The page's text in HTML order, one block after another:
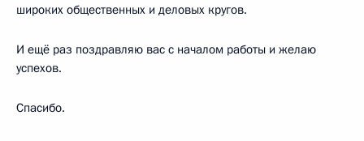
широких общественных и деловых кругов.
И ещё раз поздравляю вас с началом работы и желаю
успехов.
Спасибо.